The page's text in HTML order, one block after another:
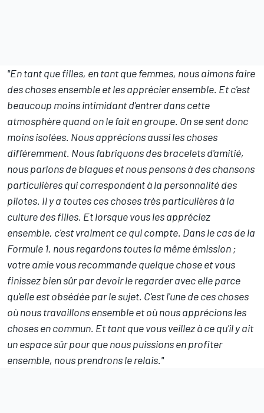
"En tant que filles, en tant que femmes, nous aimons faire
des choses ensemble et les apprécier ensemble. Et c'est
beaucoup moins intimidant d'entrer dans cette
atmosphère quand on le fait en groupe. On se sent donc
moins isolées. Nous apprécions aussi les choses
différemment. Nous fabriquons des bracelets d'amitié,
nous parlons de blagues et nous pensons à des chansons
particulières qui correspondent à la personnalité des
pilotes. Il y a toutes ces choses très particulières à la
culture des filles. Et lorsque vous les appréciez
ensemble, c'est vraiment ce qui compte. Dans le cas de la
Formule 1, nous regardons toutes la même émission ;
votre amie vous recommande quelque chose et vous
finissez bien sûr par devoir le regarder avec elle parce
qu'elle est obsédée par le sujet. C'est l'une de ces choses
où nous travaillons ensemble et où nous apprécions les
choses en commun. Et tant que vous veillez à ce qu'il y ait
un espace sûr pour que nous puissions en profiter
ensemble, nous prendrons le relais."